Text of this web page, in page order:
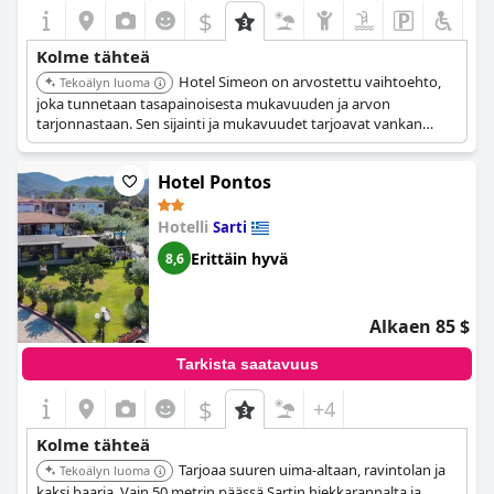
$
Kolme tähteä
Tekoälyn luoma
Hotel Simeon on arvostettu vaihtoehto,
joka tunnetaan tasapainoisesta mukavuuden ja arvon
tarjonnastaan. Sen sijainti ja mukavuudet tarjoavat vankan
pohjan Metamorfosin tutkimiseen.
Hotel Pontos
Hotelli Sarti
8,6 Erittäin hyvä
Alkaen 85 $
Tarkista saatavuus
$ +4
Kolme tähteä
Tekoälyn luoma
Tarjoaa suuren uima-altaan, ravintolan ja